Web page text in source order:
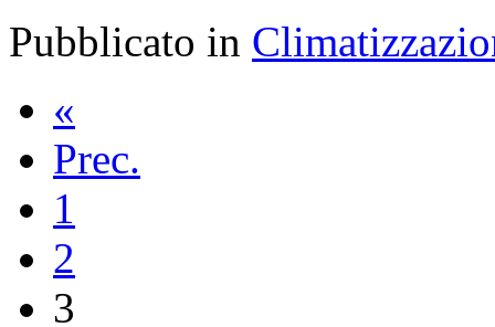
Pubblicato in
«
Prec.
1
2
3